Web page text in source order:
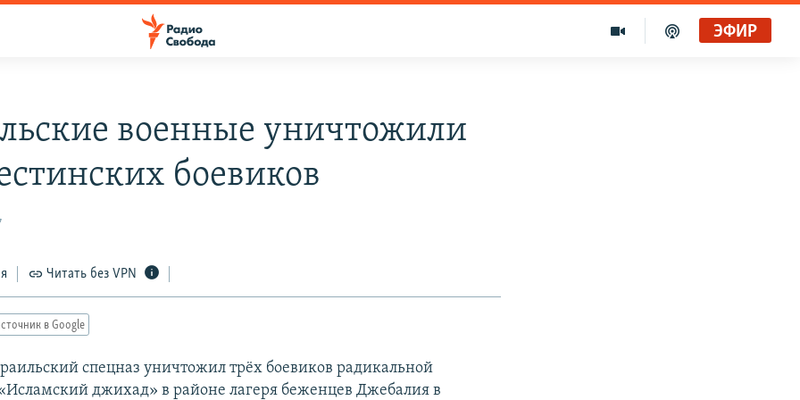
ЭФИР
военные уничтожили
боевиков
Читать без VPN
в Google
спецназ уничтожил трёх боевиков радикальной
джихад» в районе лагеря беженцев Джебалия в